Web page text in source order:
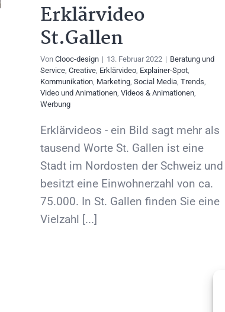
Erklärvideo
St.Gallen
Von Clooc-design | 13. Februar 2022 | Beratung und
Service, Creative, Erklärvideo, Explainer-Spot,
Kommunikation, Marketing, Social Media, Trends,
Video und Animationen, Videos & Animationen,
Werbung
Erklärvideos - ein Bild sagt mehr als
tausend Worte St. Gallen ist eine
Stadt im Nordosten der Schweiz und
besitzt eine Einwohnerzahl von ca.
75.000. In St. Gallen finden Sie eine
Vielzahl [...]